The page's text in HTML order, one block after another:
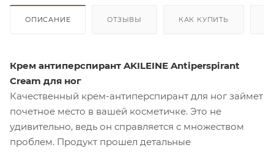
ОПИСАНИЕ ОТЗЫВЫ КАК КУПИТЬ
Крем антиперспирант AKILEINE Antiperspirant
Cream для ног
Качественный крем-антиперспирант для ног займет
почетное место в вашей косметичке. Это не
удивительно, ведь он справляется с множеством
проблем. Продукт прошел детальные